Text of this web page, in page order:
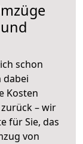
schon
dabei
Kosten
– wir
für Sie, das
von